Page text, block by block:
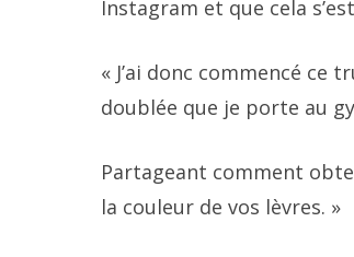
Instagram et que cela
« J’ai donc commencé
doublée que je porte au
Partageant comment
la couleur de vos lèvres. »